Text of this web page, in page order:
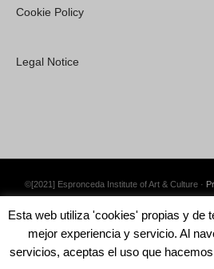
Cookie Policy
Legal Notice
©[2021] Espronceda Institute of Art & Culture ·
Esta web utiliza 'cookies' propias y de
mejor experiencia y servicio. Al
servicios, aceptas el uso que